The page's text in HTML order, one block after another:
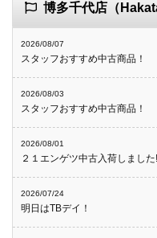
博多千代店（
2026/08/07
スタッフおすすめ中古商品！
2026/08/03
スタッフおすすめ中古商品！
2026/08/01
２１エンゲツ中古入荷しました
2026/07/24
明日はTBデイ！